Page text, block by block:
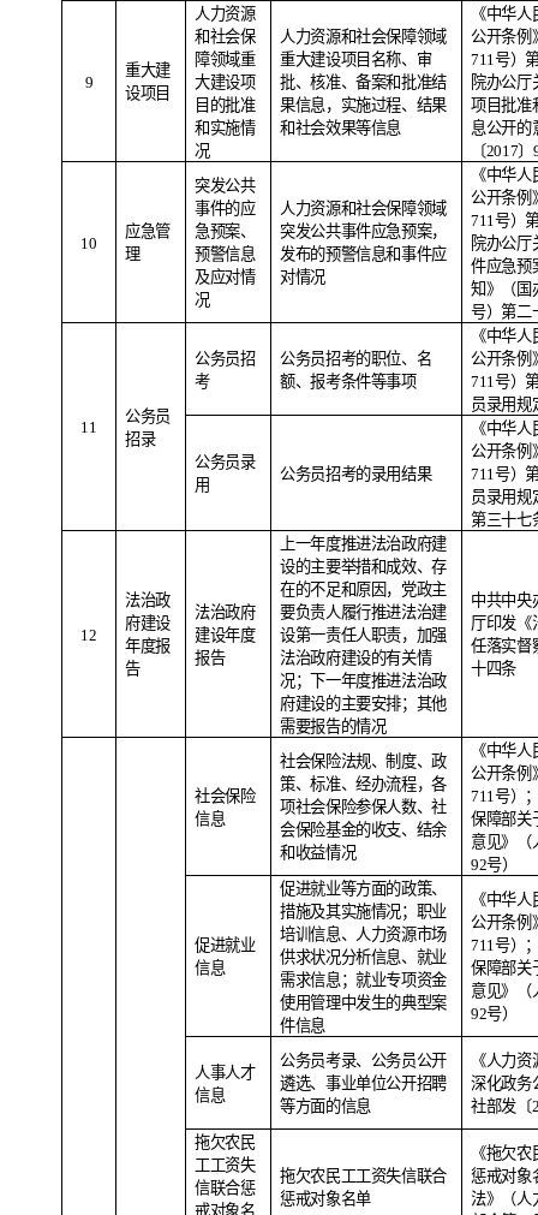
9
重大建
设项目
人力资源
和社会保
障领域重
大建设项
目的批准
和实施情
况
人力资源和社会保障领域
重大建设项目名称、审
批、核准、备案和批准结
果信息，实施过程、结果
和社会效果等信息
《中华
公开条例
711 号）
院办公厅
项目批准
息公开的
〔2017〕
10
应急管
理
突发公共
事件的应
急预案、
预警信息
及应对情
况
人力资源和社会保障领域
突发公共事件应急预案，
发布的预警信息和事件应
对情况
《中华
公开条例
711 号）
院办公厅
件应急预
知》（国
号）第二
11
公务员
招录
公务员招
考
公务员招考的职位、名
额、报考条件等事项
《中华
公开条例
711 号）
员录用规
公务员录
用
公务员招考的录用结果
《中华
公开条例
711 号）
员录用规
第三十七
1 2
法治政
府建设
年度报
告
法治政府
建设年度
报告
上一年度推进法治政府建
设的主要举措和成效、存
在的不足和原因，党政主
要负责人履行推进法治建
设第一责任人职责，加强
法治政府建设的有关情
况；下一年度推进法治政
府建设的主要安排；其他
需要报告的情况
中共中央
厅印发《
任落实督
十四条
社会保险
信息
社会保险法规、制度、政
策、标准、经办流程，各
项社会保险参保人数、社
会保险基金的收支、结余
和收益情况
《中华
公开条例
711号）
保障部关
意见》（
92号）
促进就业
信息
促进就业等方面的政策、
措施及其实施情况；职业
培训信息、人力资源市场
供求状况分析信息、就业
需求信息；就业专项资金
使用管理中发生的典型案
件信息
《中华
公开条例
711号）
保障部关
意见》（
92号）
人事人才
信息
公务员考录、公务员公开
遴选、事业单位公开招聘
等方面的信息
《人力
深化政务
社部发〔
拖欠农民
工工资失
信联合惩
戒对象名
拖欠农民工工资失信联合
惩戒对象名单
《拖欠
惩戒对象
法》（人